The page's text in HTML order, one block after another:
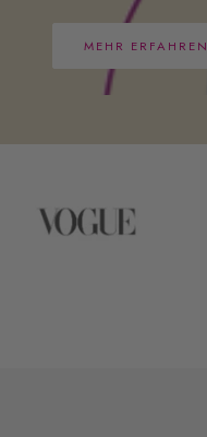
MEHR ERFAHREN